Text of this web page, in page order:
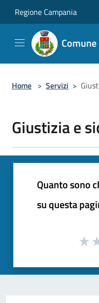
Regione Campania
Home > Servizi >
Giustizia e
Quanto sono
su questa